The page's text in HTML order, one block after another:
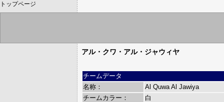
トップページ
アル・クワ・アル・ジャウィヤ
チームデータ
名称：
Al Quwa Al Jawiya
チームカラー：
白